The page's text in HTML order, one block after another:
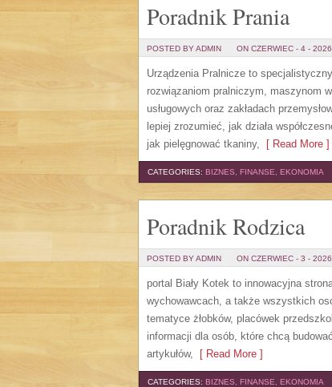
Poradnik Prania
POSTED BY ADMIN ON CZERWIEC - 4 - 2026
Urządzenia Pralnicze to
rozwiązaniom pralniczym, maszynom
usługowych oraz zakładach
lepiej zrozumieć, jak działa
jak pielęgnować tkaniny, [ Read More ]
CATEGORIES: BIZNES, FINANSE, EKONOMIA
Poradnik Rodzica
POSTED BY ADMIN ON CZERWIEC - 3 - 2026
portal Biały Kotek to innowacyjna
wychowawcach, a także wszystkich
tematyce żłobków, placówek
informacji dla osób, które chcą
artykułów, [ Read More ]
CATEGORIES: BIZNES, FINANSE, EKONOMIA